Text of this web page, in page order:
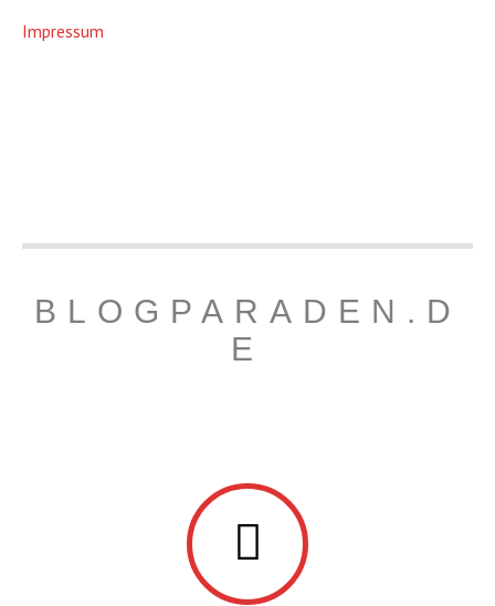
Impressum
BLOGPARADEN.D
E